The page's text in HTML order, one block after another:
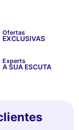
Ofertas
EXCLUSIVAS
Experts
A SUA ESCUTA